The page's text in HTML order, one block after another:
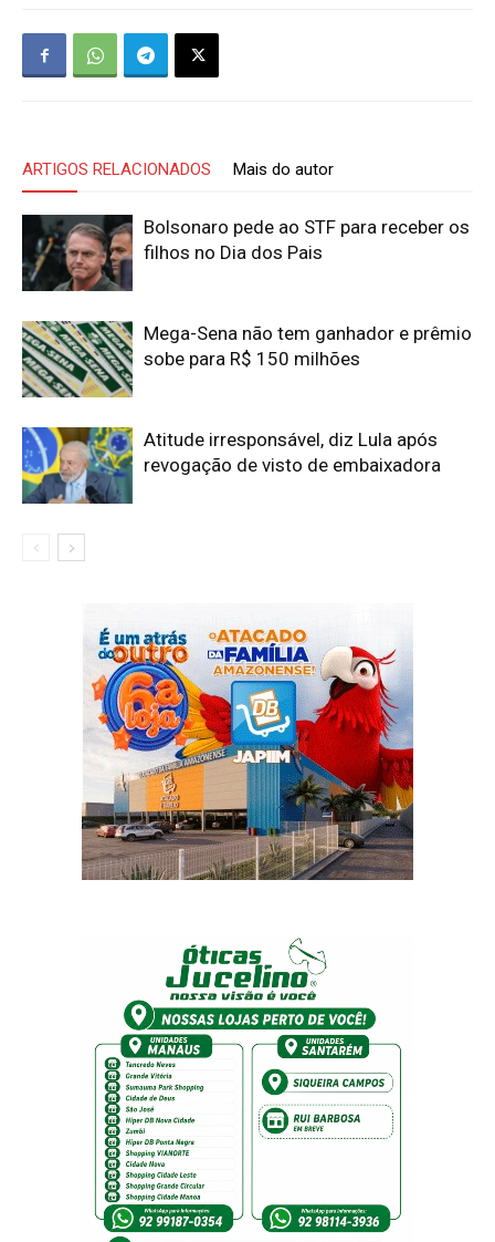
ARTIGOS RELACIONADOS Mais do autor
Bolsonaro pede ao STF para receber os
filhos no Dia dos Pais
Mega-Sena não tem ganhador e prêmio
sobe para R$ 150 milhões
Atitude irresponsável, diz Lula após
revogação de visto de embaixadora